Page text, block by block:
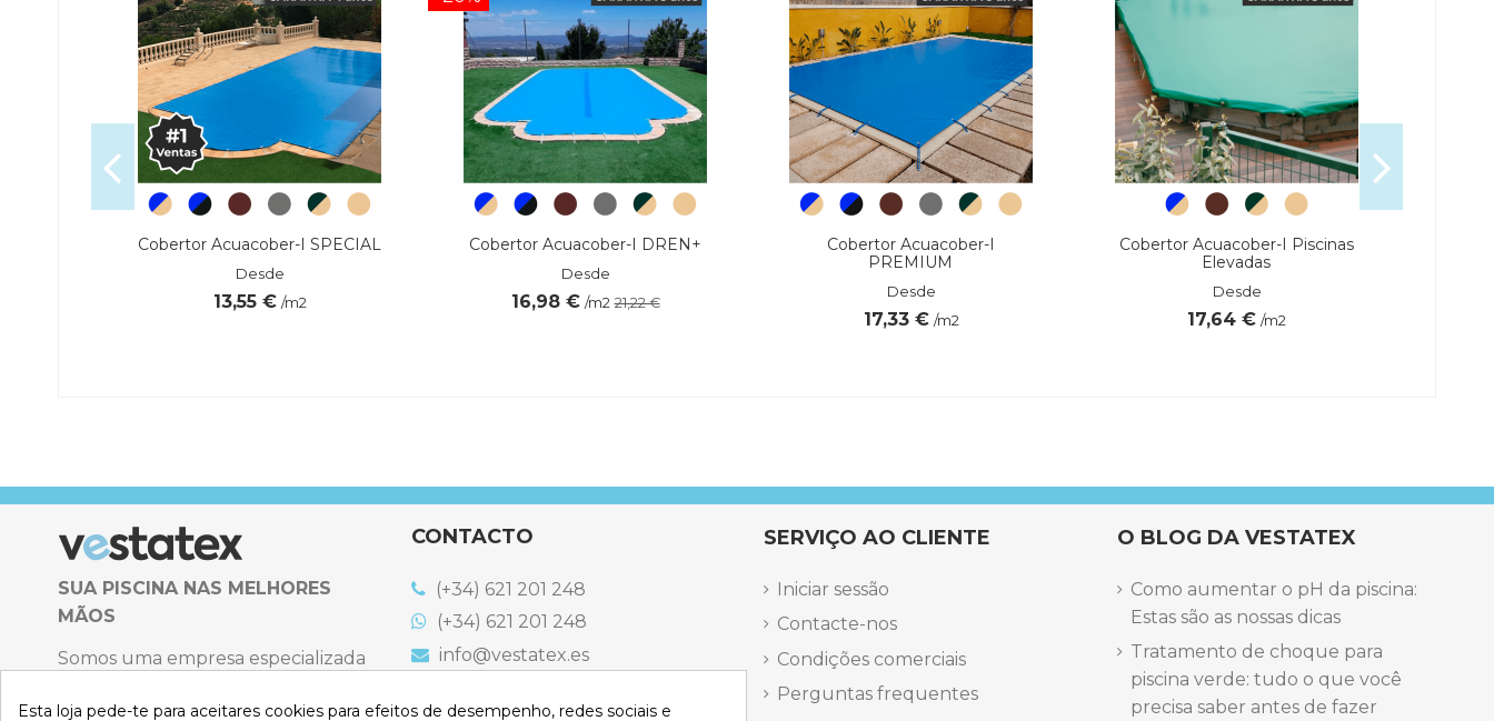
Cobertor Acuacober-I SPECIAL
Desde
13,55 € /m2
Cobertor Acuacober-I DREN+
Desde
16,98 € /m2 21,22 €
Cobertor Acuacober-I
PREMIUM
Desde
17,33 € /m2
Cobertor Acuacober-I Piscinas
Elevadas
Desde
17,64 € /m2
SUA PISCINA NAS MELHORES
MÃOS
Somos uma empresa especializada
piscinas e produtos de filtração,
CONTACTO
(+34) 621 201 248
(+34) 621 201 248
info@vestatex.es
España
SERVIÇO AO CLIENTE
Iniciar sessão
Contacte-nos
Condições comerciais
Perguntas frequentes
O BLOG DA VESTATEX
Como aumentar o pH da piscina:
Estas são as nossas dicas
Tratamento de choque para
piscina verde: tudo o que você
precisa saber antes de fazer
Esta loja pede-te para aceitares cookies para efeitos de desempenho, redes sociais e